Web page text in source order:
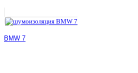
BMW 7